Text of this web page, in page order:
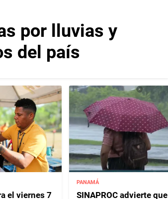
por lluvias y
del país
el viernes 7
PANAMÁ
SINAPROC advierte que